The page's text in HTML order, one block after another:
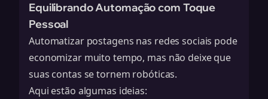
Equilibrando Automação com Toque
Pessoal
Automatizar postagens nas redes sociais pode
economizar muito tempo, mas não deixe que
suas contas se tornem robóticas.
Aqui estão algumas ideias: